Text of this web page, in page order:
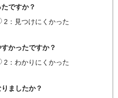
ですか？
2：見つけにくかった
かったですか？
2：わかりにくかった
ましたか？